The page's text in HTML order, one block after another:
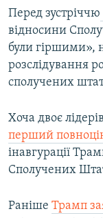
v
i
o
u
s
l
i
d
e
t
s
l
i
d
Перед зустріччю
відносини
були гіршими»,
розслідування
сполучених
​Хоча двоє
перший
інавгурації
Сполучених
Раніше Трамп